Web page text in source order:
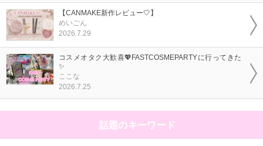
【CANMAKE新作レビュー🤍】
めいごん
2026.7.29
コスメオタク大歓喜💖FASTCOSMEPARTYに行ってきた
✨
ここな
2026.7.25
話題のキーワード